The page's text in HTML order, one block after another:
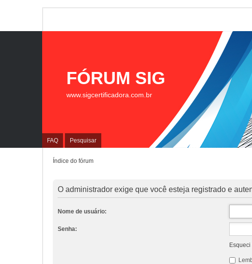
FAQ Pesquisar
FÓRUM SIG
www.sigcertificadora.com.br
Índice do fórum
O administrador exige que você esteja registrado e
Nome de usuário:
Senha: